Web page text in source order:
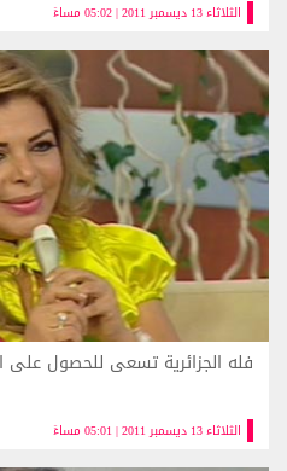
الثلاثاء 13 ديسمبر 2011 | 05:02 مساءً
الثلاثاء 13 ديسمبر 2011 | 05:01 مساءً
فله الجزائرية تسعى للحصول على